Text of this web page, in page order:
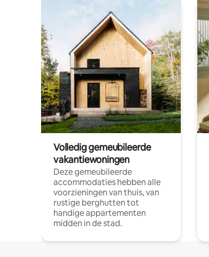
Volledig gemeubileerde
vakantiewoningen
Deze gemeubileerde
accommodaties hebben alle
voorzieningen van thuis, van
rustige berghutten tot
handige appartementen
midden in de stad.